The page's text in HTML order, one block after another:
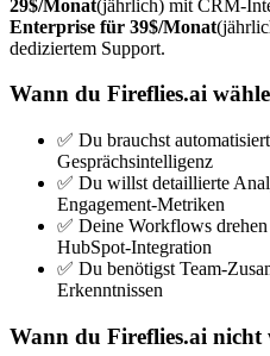
29$/Monat(jährlich) mit CRM-
Enterprise für 39$/Monat
dediziertem Support.
Wann du Fireflies.ai
✅ Du brauchst
Gesprächsintelligenz
✅ Du willst detaillierte
Engagement-Metriken
✅ Deine Workflows
HubSpot-Integration
✅ Du benötigst Team-
Erkenntnissen
Wann du Fireflies.ai nicht